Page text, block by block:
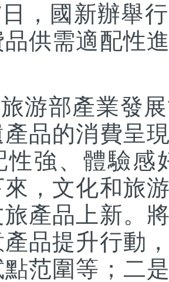
日，國新辦舉
供需適配性
游部產業發
品的消費呈
性強、體驗感
，文化和旅
產品上新。
品提升行動
范圍等；二